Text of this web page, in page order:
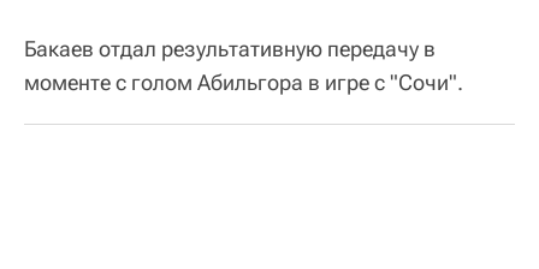
Бакаев отдал результативную передачу в
моменте с голом Абильгора в игре с "Сочи".